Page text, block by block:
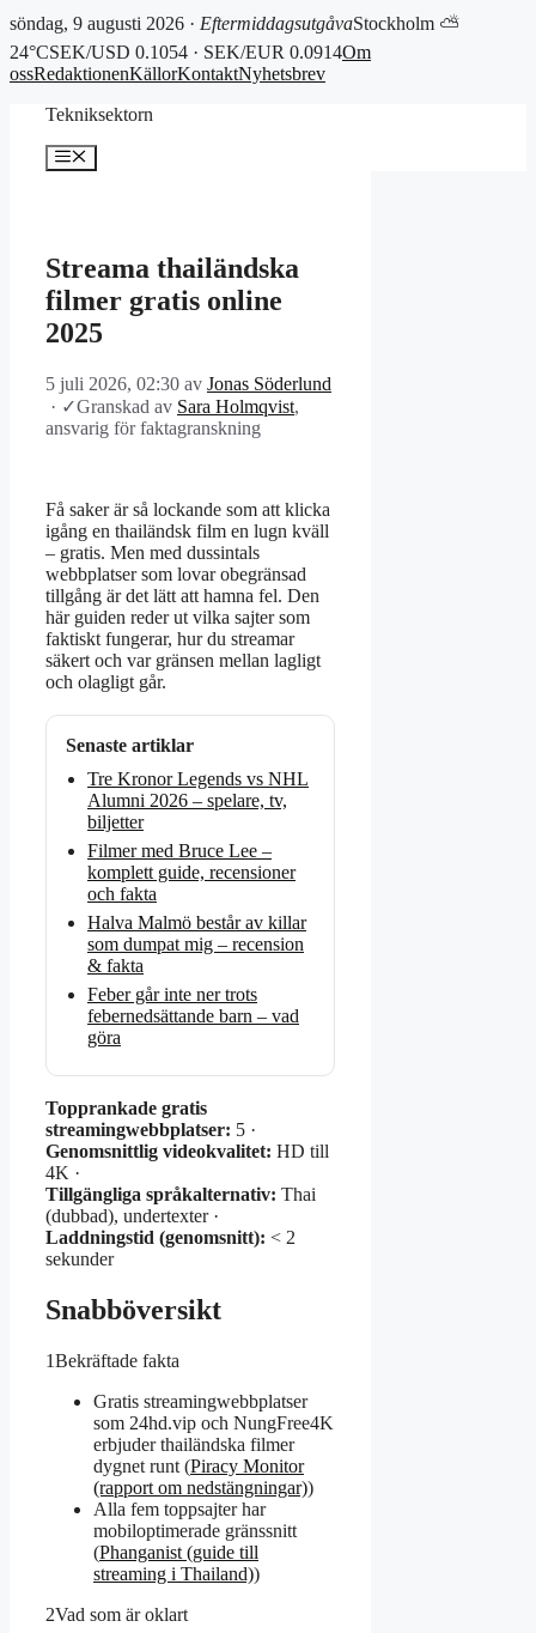
söndag, 9 augusti 2026 · EftermiddagsutgåvaStockholm ⛅
24°CSEK/USD 0.1054 · SEK/EUR 0.0914Om
ossRedaktionenKällorKontaktNyhetsbrev
Tekniksektorn
Meny
Streama thailändska
filmer gratis online
2025
5 juli 2026, 02:30 av Jonas Söderlund
· ✓Granskad av Sara Holmqvist,
ansvarig för faktagranskning
Få saker är så lockande som att klicka
igång en thailändsk film en lugn kväll
– gratis. Men med dussintals
webbplatser som lovar obegränsad
tillgång är det lätt att hamna fel. Den
här guiden reder ut vilka sajter som
faktiskt fungerar, hur du streamar
säkert och var gränsen mellan lagligt
och olagligt går.
Senaste artiklar
Tre Kronor Legends vs NHL
Alumni 2026 – spelare, tv,
biljetter
Filmer med Bruce Lee –
komplett guide, recensioner
och fakta
Halva Malmö består av killar
som dumpat mig – recension
& fakta
Feber går inte ner trots
febernedsättande barn – vad
göra
Topprankade gratis
streamingwebbplatser: 5 ·
Genomsnittlig videokvalitet: HD till
4K ·
Tillgängliga språkalternativ: Thai
(dubbad), undertexter ·
Laddningstid (genomsnitt): < 2
sekunder
Snabböversikt
1Bekräftade fakta
Gratis streamingwebbplatser
som 24hd.vip och NungFree4K
erbjuder thailändska filmer
dygnet runt (Piracy Monitor
(rapport om nedstängningar))
Alla fem toppsajter har
mobiloptimerade gränssnitt
(Phanganist (guide till
streaming i Thailand))
2Vad som är oklart